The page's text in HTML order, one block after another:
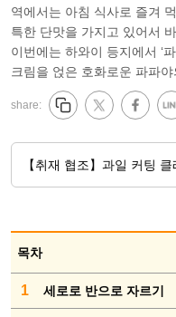
역에서는 아침 식사로 즐겨
특한 단맛을 가지고 있어서
이번에는 하와이 등지에서 ‘
크림을 얹은 호화로운 파파
share:
【취재 협조】과일 커팅
목차
1 세로로 반으로 자르기